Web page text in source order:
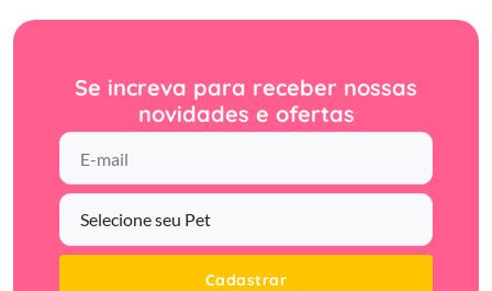
Se increva para receber nossas
novidades e ofertas
Cadastrar